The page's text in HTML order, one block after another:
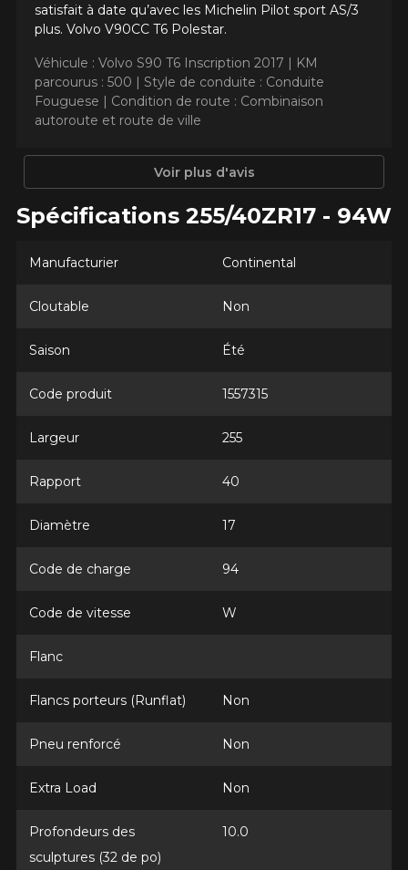
satisfait à date qu’avec les Michelin Pilot sport AS/3
plus. Volvo V90CC T6 Polestar.
Véhicule : Volvo S90 T6 Inscription 2017 | KM
parcourus : 500 | Style de conduite : Conduite
Fouguese | Condition de route : Combinaison
autoroute et route de ville
Voir plus d'avis
Spécifications 255/40ZR17 - 94W
Manufacturier Continental
Cloutable Non
Saison Été
Code produit 1557315
Largeur 255
Rapport 40
Diamètre 17
Code de charge 94
Code de vitesse W
Flanc
Flancs porteurs (Runflat) Non
Pneu renforcé Non
Extra Load Non
Profondeurs des
sculptures (32 de po)
10.0
Votre avis concernant le
EXTREME​CONTACT DWS 06
PLUS
Nom
Courriel
Condition de route
VOICI LES DIMENSIONS POUR VOTRE VÉHICULE